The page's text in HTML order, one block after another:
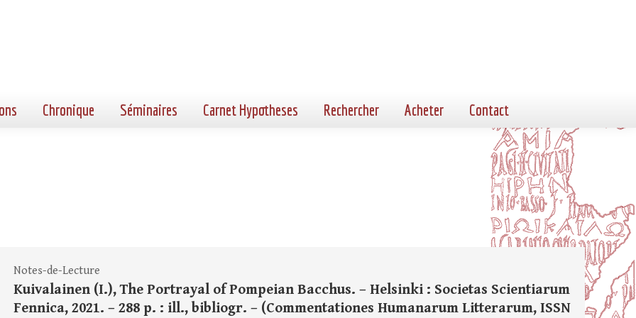
Chronique Séminaires Carnet Hypotheses Rechercher Acheter Contact
Notes-de-Lecture
Kuivalainen (I.), The Portrayal of Pompeian Bacchus. – Helsinki : Societas Scientiarum
Fennica, 2021. – 288 p. : ill., bibliogr. – (Commentationes Humanarum Litterarum, ISSN